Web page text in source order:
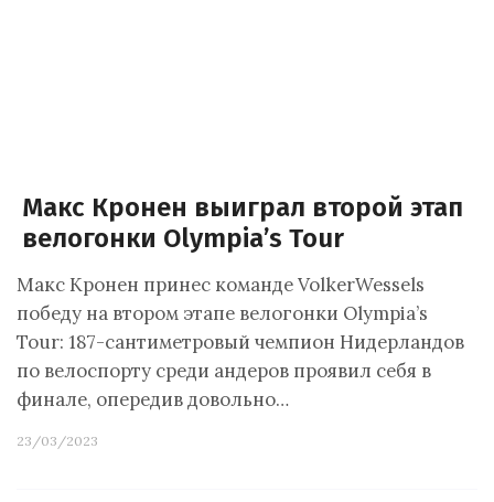
Макс Кронен выиграл второй этап
велогонки Olympia’s Tour
Макс Кронен принес команде VolkerWessels
победу на втором этапе велогонки Olympia’s
Tour: 187-сантиметровый чемпион Нидерландов
по велоспорту среди андеров проявил себя в
финале, опередив довольно…
23/03/2023